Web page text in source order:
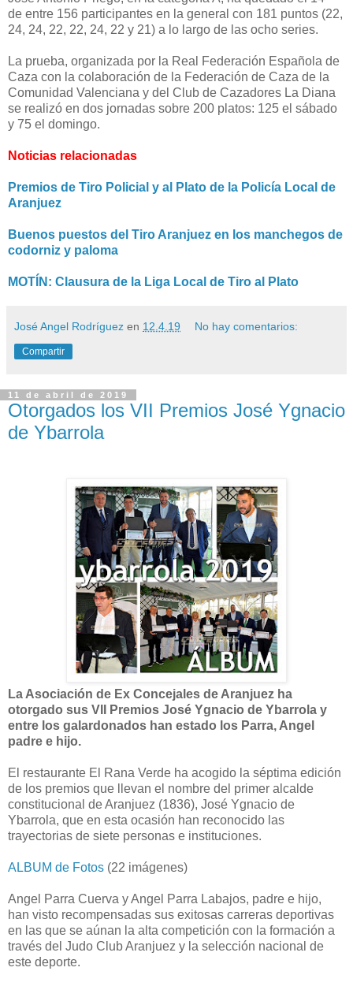
de entre 156 participantes en la general con 181 puntos (22,
24, 24, 22, 22, 24, 22 y 21) a lo largo de las ocho series.
La prueba, organizada por la Real Federación Española de
Caza con la colaboración de la Federación de Caza de la
Comunidad Valenciana y del Club de Cazadores La Diana
se realizó en dos jornadas sobre 200 platos: 125 el sábado
y 75 el domingo.
Noticias relacionadas
Premios de Tiro Policial y al Plato de la Policía Local de
Aranjuez
Buenos puestos del Tiro Aranjuez en los manchegos de
codorniz y paloma
MOTÍN: Clausura de la Liga Local de Tiro al Plato
José Angel Rodríguez en 12.4.19 No hay comentarios:
Compartir
11 de abril de 2019
Otorgados los VII Premios José Ygnacio
de Ybarrola
La Asociación de Ex Concejales de Aranjuez ha
otorgado sus VII Premios José Ygnacio de Ybarrola y
entre los galardonados han estado los Parra, Angel
padre e hijo.
El restaurante El Rana Verde ha acogido la séptima edición
de los premios que llevan el nombre del primer alcalde
constitucional de Aranjuez (1836), José Ygnacio de
Ybarrola, que en esta ocasión han reconocido las
trayectorias de siete personas e instituciones.
ALBUM de Fotos (22 imágenes)
Angel Parra Cuerva y Angel Parra Labajos, padre e hijo,
han visto recompensadas sus exitosas carreras deportivas
en las que se aúnan la alta competición con la formación a
través del Judo Club Aranjuez y la selección nacional de
este deporte.